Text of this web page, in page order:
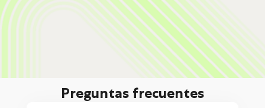
Preguntas frecuentes